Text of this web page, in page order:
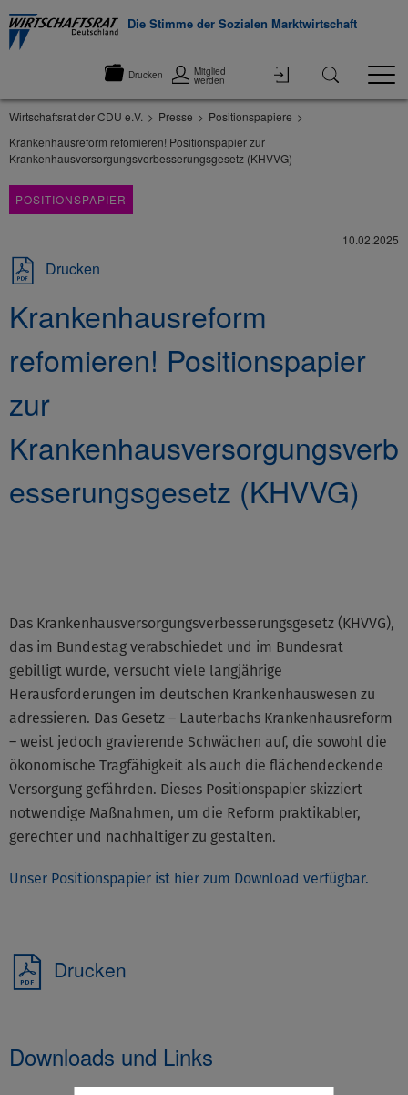
Die Stimme der Sozialen Marktwirtschaft
Drucken Mitglied
werden
Wirtschaftsrat der CDU e.V. Presse
Positionspapiere
Krankenhausreform refomieren! Positionspapier zur
Krankenhausversorgungsverbesserungsgesetz (KHVVG)
POSITIONSPAPIER
10.02.2025
Drucken
Krankenhausreform
refomieren! Positionspapier
zur
Krankenhausversorgungsverb
esserungsgesetz (KHVVG)
Das Krankenhausversorgungsverbesserungsgesetz (KHVVG),
das im Bundestag verabschiedet und im Bundesrat
gebilligt wurde, versucht viele langjährige
Herausforderungen im deutschen Krankenhauswesen zu
adressieren. Das Gesetz – Lauterbachs Krankenhausreform
– weist jedoch gravierende Schwächen auf, die sowohl die
ökonomische Tragfähigkeit als auch die flächendeckende
Versorgung gefährden. Dieses Positionspapier skizziert
notwendige Maßnahmen, um die Reform praktikabler,
gerechter und nachhaltiger zu gestalten.
Unser Positionspapier ist hier zum Download verfügbar.
Drucken
Downloads und Links